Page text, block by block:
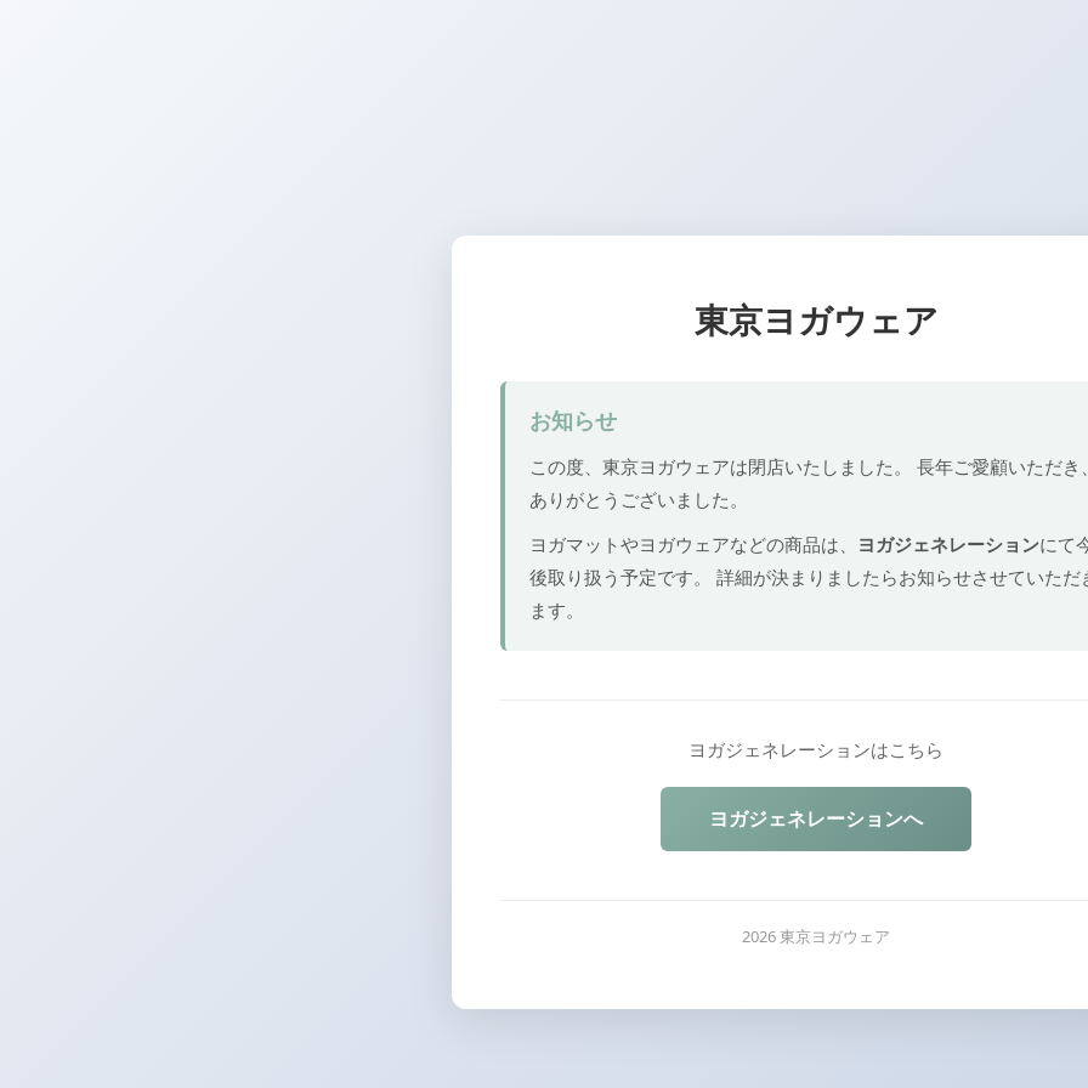
東京ヨガウェア
お知らせ
この度、東京ヨガウェアは閉店いたしました。 長年ご愛顧いただき
ありがとうございました。
ヨガマットやヨガウェアなどの商品は、 ヨガジェネレーションにて
後取り扱う予定です。 詳細が決まりましたらお知らせさせていただ
ます。
ヨガジェネレーションはこちら
ヨガジェネレーションへ
2026 東京ヨガウェア